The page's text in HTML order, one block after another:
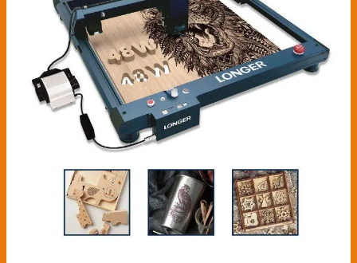
Engraver
36000mm/min
Speed
Diode
450*440mm